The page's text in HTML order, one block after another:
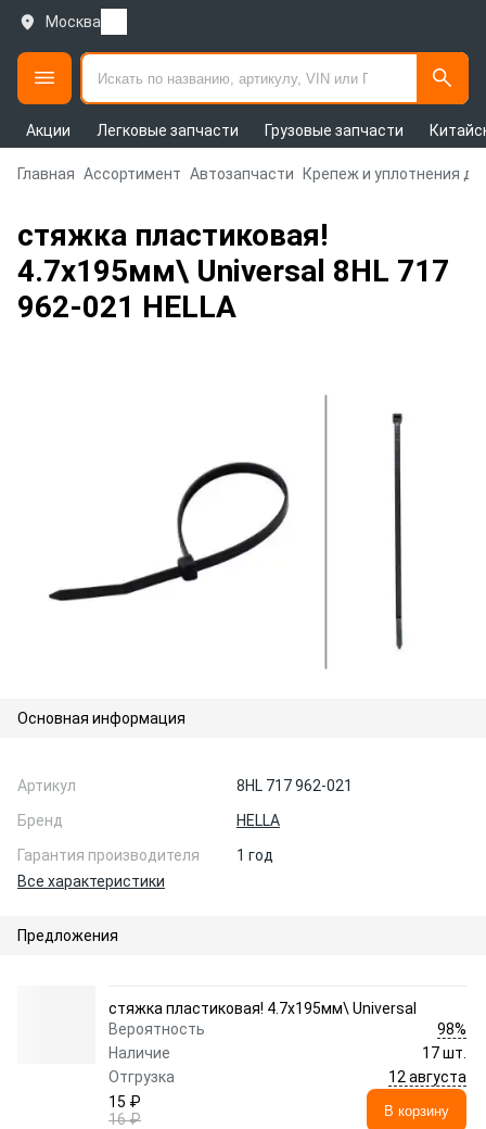
Москва
Акции Легковые запчасти Грузовые запчасти
Главная Ассортимент Автозапчасти Крепеж и уплотнения
стяжка пластиковая!
4.7x195мм\ Universal 8HL 717
962-021 HELLA
Основная информация
Артикул
8HL 717 962-021
Бренд
HELLA
Гарантия производителя
1 год
Все характеристики
Предложения
стяжка пластиковая! 4.7x195мм\ Universal
Вероятность
98%
Наличие
17 шт.
Отгрузка
12 августа
15 ₽
16 ₽
В корзину